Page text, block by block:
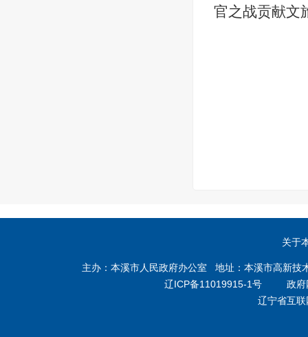
官之战贡献文
关于
主办：本溪市人民政府办公室 地址：本溪市高新
辽ICP备11019915-1号 政府
辽宁省互